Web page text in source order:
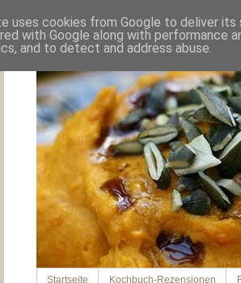
Startseite Kochbuch-Rezensionen
uses cookies from Google to deliver
with Google along with performance
and to detect and address abuse.